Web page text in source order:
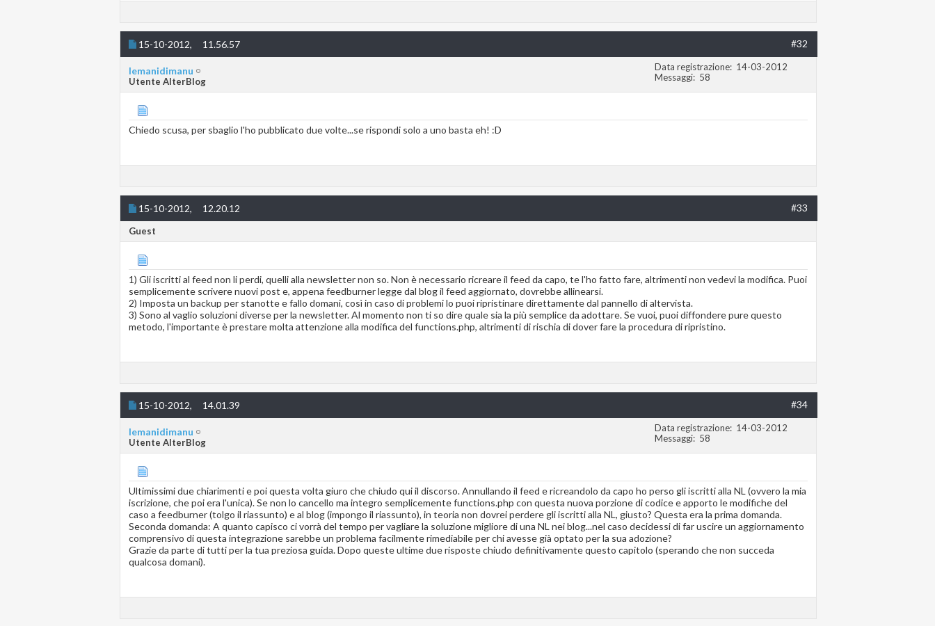
15-10-2012, 11.56.57 #32
lemanidimanu
Utente AlterBlog
Data registrazione
14-03-2012
Messaggi
58
Chiedo scusa, per sbaglio l'ho pubblicato due volte...se rispondi solo a uno basta eh! :D
15-10-2012, 12.20.12 #33
Guest
1) Gli iscritti al feed non li perdi, quelli alla newsletter non so. Non è necessario ricreare il feed da capo, te l'ho fatto fare, altrimenti non vedevi la modifica. Puoi
semplicemente scrivere nuovi post e, appena feedburner legge dal blog il feed aggiornato, dovrebbe allinearsi.
2) Imposta un backup per stanotte e fallo domani, così in caso di problemi lo puoi ripristinare direttamente dal pannello di altervista.
3) Sono al vaglio soluzioni diverse per la newsletter. Al momento non ti so dire quale sia la più semplice da adottare. Se vuoi, puoi diffondere pure questo
metodo, l'importante è prestare molta attenzione alla modifica del functions.php, altrimenti di rischia di dover fare la procedura di ripristino.
15-10-2012, 14.01.39 #34
lemanidimanu
Utente AlterBlog
Data registrazione
14-03-2012
Messaggi
58
Ultimissimi due chiarimenti e poi questa volta giuro che chiudo qui il discorso. Annullando il feed e ricreandolo da capo ho perso gli iscritti alla NL (ovvero la mia
iscrizione, che poi era l'unica). Se non lo cancello ma integro semplicemente functions.php con questa nuova porzione di codice e apporto le modifiche del
caso a feedburner (tolgo il riassunto) e al blog (impongo il riassunto), in teoria non dovrei perdere gli iscritti alla NL, giusto? Questa era la prima domanda.
Seconda domanda: A quanto capisco ci vorrà del tempo per vagliare la soluzione migliore di una NL nei blog...nel caso decidessi di far uscire un aggiornamento
comprensivo di questa integrazione sarebbe un problema facilmente rimediabile per chi avesse già optato per la sua adozione?
Grazie da parte di tutti per la tua preziosa guida. Dopo queste ultime due risposte chiudo definitivamente questo capitolo (sperando che non succeda
qualcosa domani).